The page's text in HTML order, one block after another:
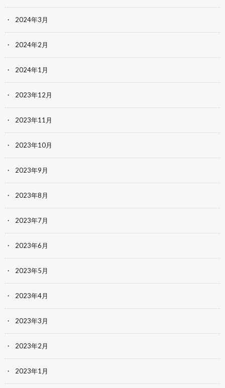
2024年3月
2024年2月
2024年1月
2023年12月
2023年11月
2023年10月
2023年9月
2023年8月
2023年7月
2023年6月
2023年5月
2023年4月
2023年3月
2023年2月
2023年1月